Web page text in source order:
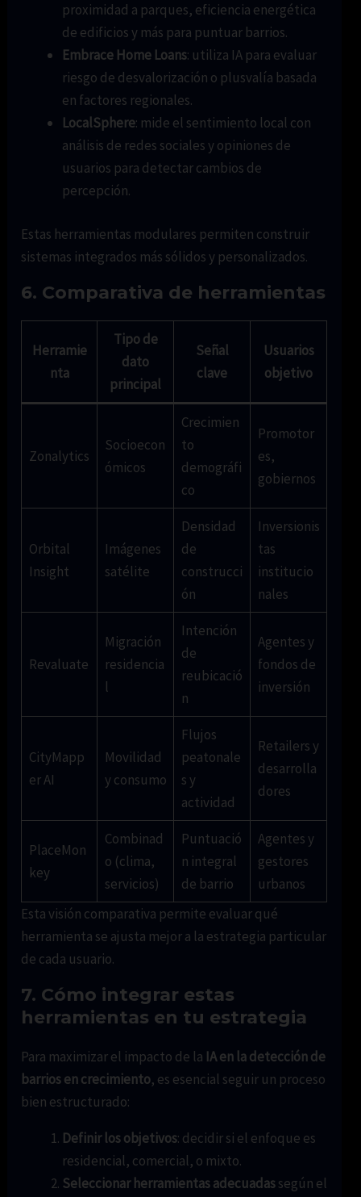
proximidad a parques, eficiencia energética
de edificios y más para puntuar barrios.
Embrace Home Loans: utiliza IA para evaluar
riesgo de desvalorización o plusvalía basada
en factores regionales.
LocalSphere: mide el sentimiento local con
análisis de redes sociales y opiniones de
usuarios para detectar cambios de
percepción.
Estas herramientas modulares permiten construir
sistemas integrados más sólidos y personalizados.
6. Comparativa de herramientas
Herramie
nta
Tipo de
dato
principal
Señal
clave
Usuarios
objetivo
Zonalytics
Socioecon
ómicos
Crecimien
to
demográfi
co
Promotor
es,
gobiernos
Orbital
Insight
Imágenes
satélite
Densidad
de
construcci
ón
Inversionis
tas
institucio
nales
Revaluate
Migración
residencia
l
Intención
de
reubicació
n
Agentes y
fondos de
inversión
CityMapp
er AI
Movilidad
y consumo
Flujos
peatonale
s y
actividad
Retailers y
desarrolla
dores
PlaceMon
key
Combinad
o (clima,
servicios)
Puntuació
n integral
de barrio
Agentes y
gestores
urbanos
Esta visión comparativa permite evaluar qué
herramienta se ajusta mejor a la estrategia particular
de cada usuario.
7. Cómo integrar estas
herramientas en tu estrategia
Para maximizar el impacto de la IA en la detección de
barrios en crecimiento, es esencial seguir un proceso
bien estructurado:
Definir los objetivos: decidir si el enfoque es
residencial, comercial, o mixto.
Seleccionar herramientas adecuadassegún el